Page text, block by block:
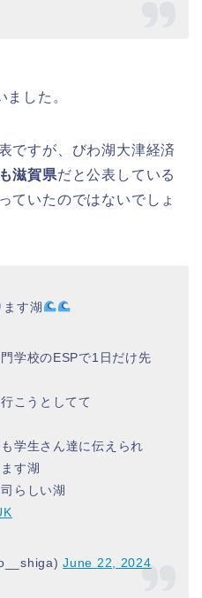
した。
ですが、びわ湖大津経済
滋賀県だと公表している
ていたのではないでしょ
ます湖
学校のESPで1日だけ先
こうとしてて
学生さん達に伝えられ
す湖
らしい湖
June 22, 2024